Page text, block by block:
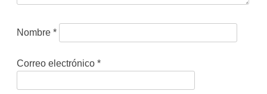
Nombre *
Correo electrónico *